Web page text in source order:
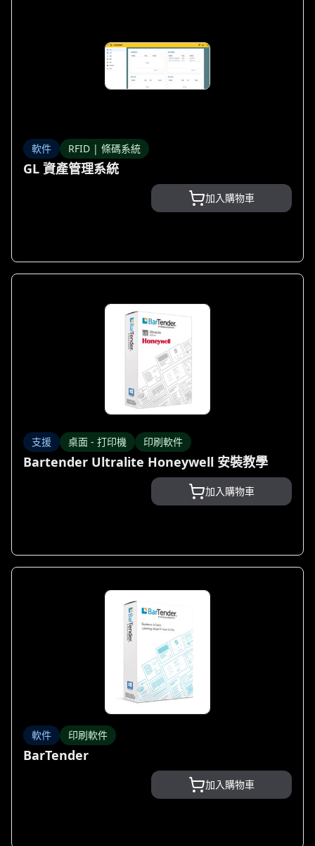
軟件 RFID | 條碼系統
GL 資產管理系統
加入購物車
支援 桌面 - 打印機 印刷軟件
Bartender Ultralite Honeywell 安裝教學
加入購物車
軟件 印刷軟件
BarTender
加入購物車